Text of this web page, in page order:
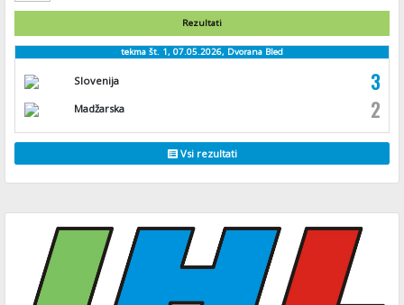
Rezultati
tekma št. 1, 07.05.2026, Dvorana Bled
Slovenija 3
Madžarska 2
Vsi rezultati